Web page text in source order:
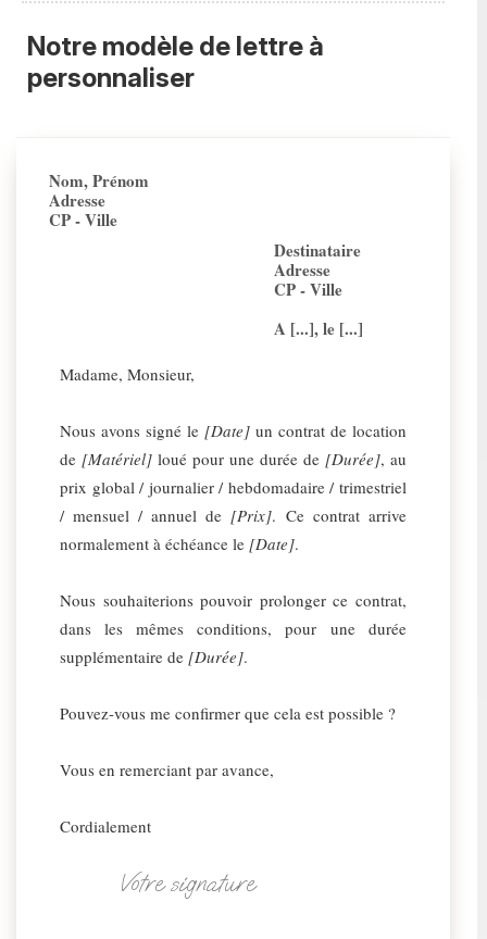
Notre modèle de lettre à
personnaliser
Nom, Prénom
Adresse
CP - Ville
Destinataire
Adresse
CP - Ville
A [...], le [...]
Madame, Monsieur,
Nous avons signé le [Date]un contrat de location
de [Matériel]loué pour une durée de [Durée], au
prix global / journalier / hebdomadaire / trimestriel
/ mensuel / annuel de [Prix]. Ce contrat arrive
normalement à échéance le [Date].
Nous souhaiterions pouvoir prolonger ce contrat,
dans les mêmes conditions, pour une durée
supplémentaire de [Durée].
Pouvez-vous me confirmer que cela est possible ?
Vous en remerciant par avance,
Cordialement
Votre signature